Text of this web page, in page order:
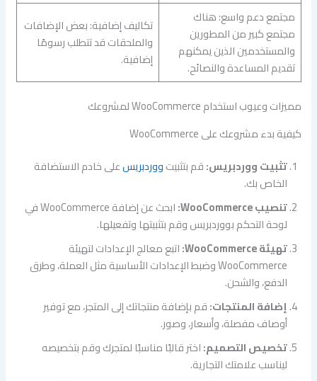
مجتمع دعم واسع: هناك
مجتمع كبير من المطورين
والمستخدمين الذين يمكنهم
تقديم المساعدة والنصائح.
تكاليف إضافية: بعض الإضافات
والملحقات قد تتطلب رسومًا
إضافية.
مميزات وعيوب استخدام WooCommerce لمشروعك
كيفية بدء مشروعك على WooCommerce
تثبيت ووردبريس:قم بتثبيتووردبريسعلى خادم الاستضافة
الخاص بك.
تنصيب WooCommerce:
ابحث عن إضافة WooCommerce في
لوحة التحكم بووردبريس وقم بتثبيتها وتفعيلها.
تهيئة WooCommerce:
اتبع معالج الإعدادات لتهيئة
WooCommerce وضبط الإعدادات الأساسية مثل العملة، وطرق
الدفع، والشحن.
إضافة المنتجات:قم بإضافة منتجاتك إلى المتجر، مع توفير
أوصاف مفصلة، وأسعار، وصور.
تخصيص التصميم:اختر قالبًا مناسبًا لمتجرك وقم بتخصيصه
ليناسب علامتك التجارية.